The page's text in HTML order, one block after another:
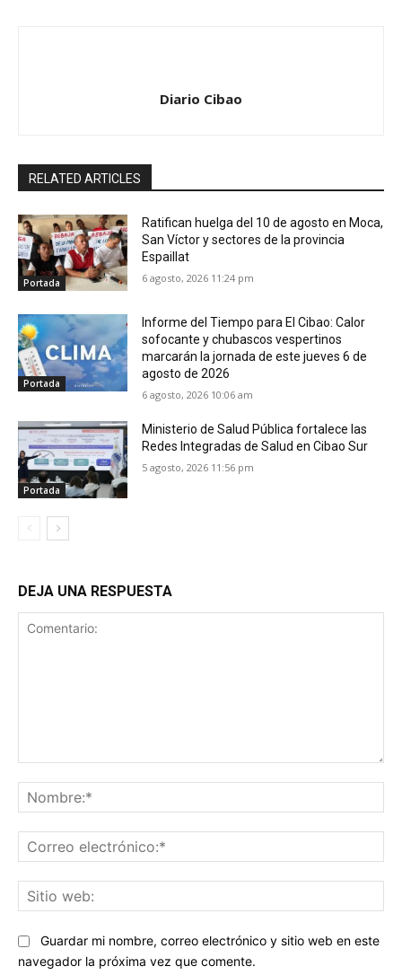
Diario Cibao
RELATED ARTICLES
Portada
Ratifican huelga del 10 de agosto en Moca,
San Víctor y sectores de la provincia
Espaillat
6 agosto, 2026 11:24 pm
Portada
Informe del Tiempo para El Cibao: Calor
sofocante y chubascos vespertinos
marcarán la jornada de este jueves 6 de
agosto de 2026
6 agosto, 2026 10:06 am
Portada
Ministerio de Salud Pública fortalece las
Redes Integradas de Salud en Cibao Sur
5 agosto, 2026 11:56 pm
DEJA UNA RESPUESTA
Guardar mi nombre, correo electrónico y sitio web en este
navegador la próxima vez que comente.